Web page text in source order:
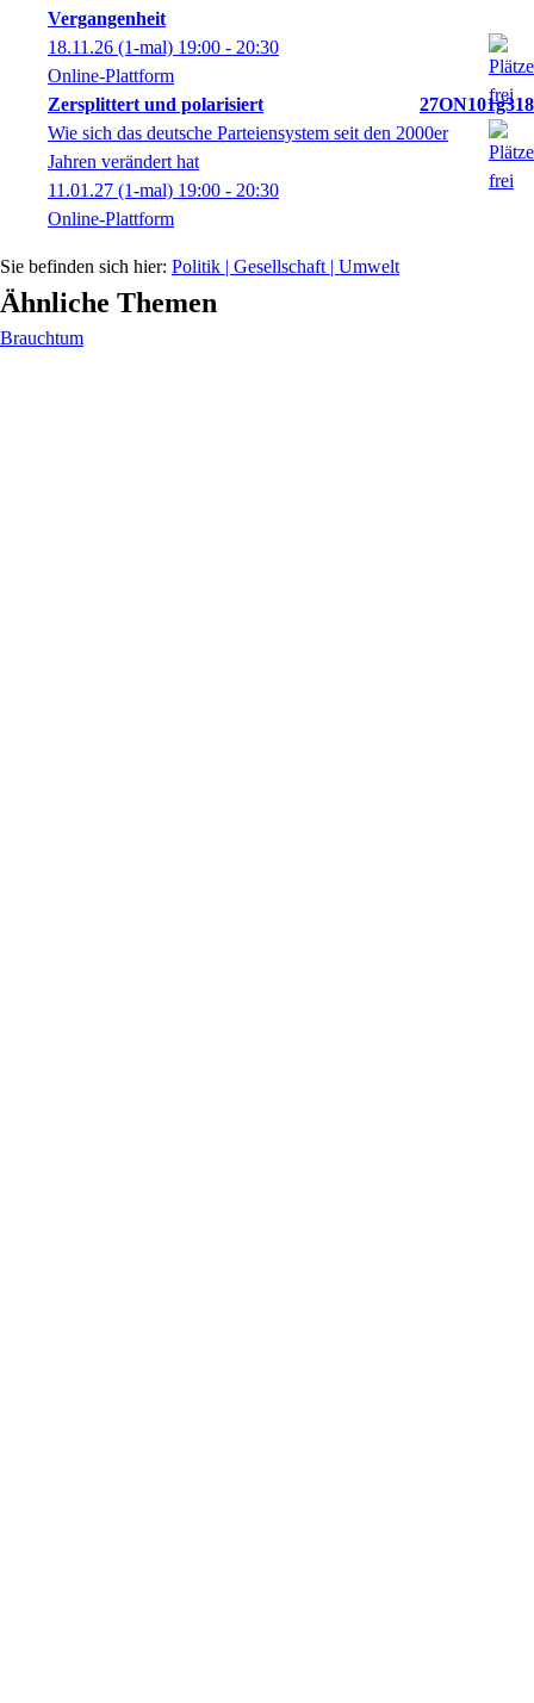
Vergangenheit
18.11.26 (1-mal) 19:00 - 20:30
Online-Plattform
Zersplittert und polarisiert
27ON101g318
Wie sich das deutsche Parteiensystem seit den 2000er
Jahren verändert hat
11.01.27 (1-mal) 19:00 - 20:30
Online-Plattform
Politik | Gesellschaft | Umwelt
Ähnliche Themen
Brauchtum